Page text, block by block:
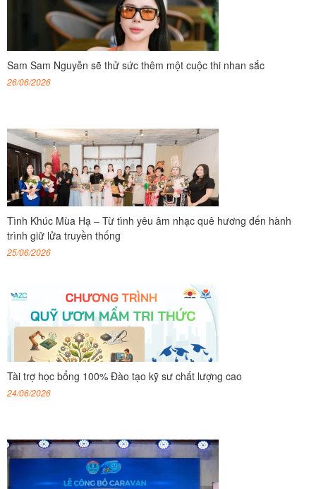
Sam Sam Nguyễn sẽ thử sức thêm một cuộc thi nhan sắc
26/06/2026
Tình Khúc Mùa Hạ – Từ tình yêu âm nhạc quê hương đến hành
trình giữ lửa truyền thống
25/06/2026
Tài trợ học bổng 100% Đào tạo kỹ sư chất lượng cao
24/06/2026